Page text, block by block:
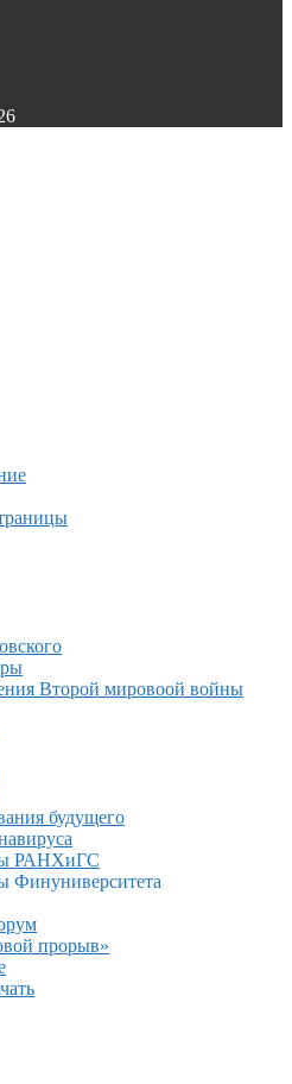
Второй мировоой войны
будущего
РАНХиГС
Финуниверситета
прорыв»